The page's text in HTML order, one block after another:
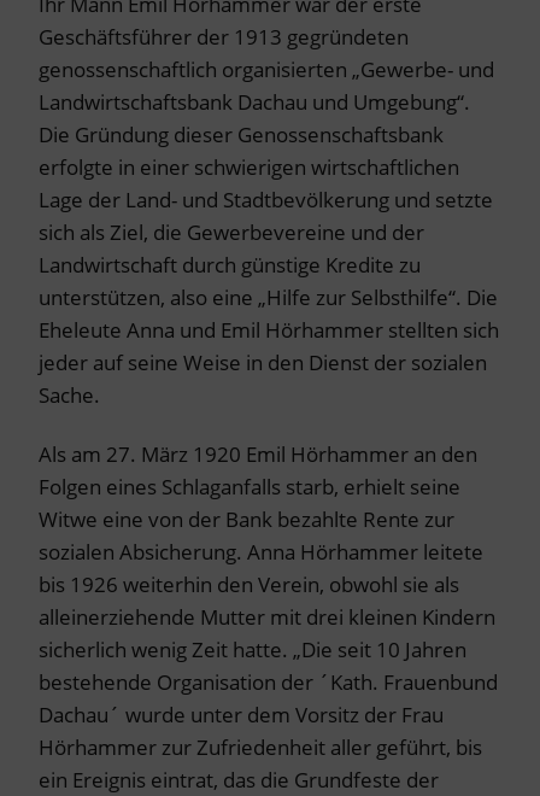
Geschäftsführer der 1913 gegründeten
genossenschaftlich organisierten „Gewerbe- und
Landwirtschaftsbank Dachau und Umgebung“.
Die Gründung dieser Genossenschaftsbank
erfolgte in einer schwierigen wirtschaftlichen
Lage der Land- und Stadtbevölkerung und setzte
sich als Ziel, die Gewerbevereine und der
Landwirtschaft durch günstige Kredite zu
unterstützen, also eine „Hilfe zur Selbsthilfe“. Die
Eheleute Anna und Emil Hörhammer stellten sich
jeder auf seine Weise in den Dienst der sozialen
Sache.
Als am 27. März 1920 Emil Hörhammer an den
Folgen eines Schlaganfalls starb, erhielt seine
Witwe eine von der Bank bezahlte Rente zur
sozialen Absicherung. Anna Hörhammer leitete
bis 1926 weiterhin den Verein, obwohl sie als
alleinerziehende Mutter mit drei kleinen Kindern
sicherlich wenig Zeit hatte. „Die seit 10 Jahren
bestehende Organisation der ´Kath. Frauenbund
Dachau´ wurde unter dem Vorsitz der Frau
Hörhammer zur Zufriedenheit aller geführt, bis
ein Ereignis eintrat, das die Grundfeste der